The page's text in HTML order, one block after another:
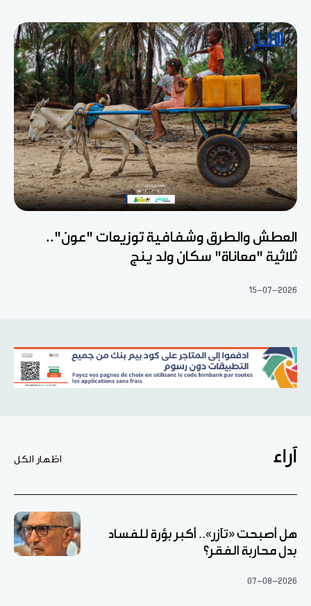
العطش والطرق وشفافية توزيعات "عون"..
ثلاثية "معاناة" سكان ولد ينج
15-07-2026
آراء اظهار الكل
هل أصبحت «تآزر».. أكبر بؤرة للفساد
بدل محاربة الفقر؟
07-08-2026